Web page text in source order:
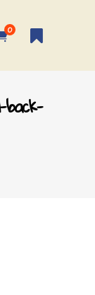
0
back-